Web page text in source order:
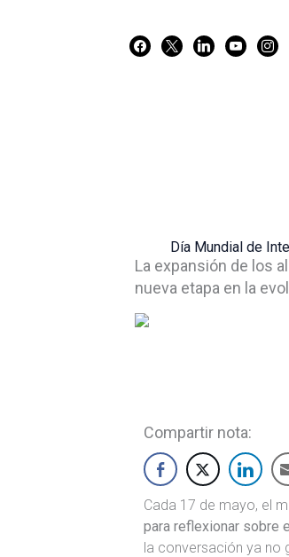
Día Mundial de
La expansión de los
nueva etapa en la
Compartir nota:
Cada 17 de mayo, el
para reflexionar sobre
la conversación ya no